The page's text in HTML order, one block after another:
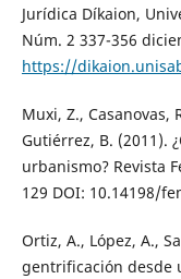
Jurídica Díkaion,
Núm. 2 337-356
https://
Muxi, Z., Casanovas,
Gutiérrez, B. (2011).
urbanismo? Revista
129 DOI: 10.14198/
Ortiz, A., López, A.,
gentrificación desde